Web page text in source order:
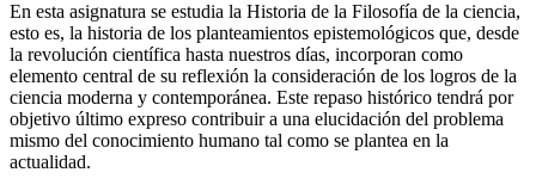
En esta asignatura se estudia la Historia de la Filosofía de la ciencia,
esto es, la historia de los planteamientos epistemológicos que, desde
la revolución científica hasta nuestros días, incorporan como
elemento central de su reflexión la consideración de los logros de la
ciencia moderna y contemporánea. Este repaso histórico tendrá por
objetivo último expreso contribuir a una elucidación del problema
mismo del conocimiento humano tal como se plantea en la
actualidad.